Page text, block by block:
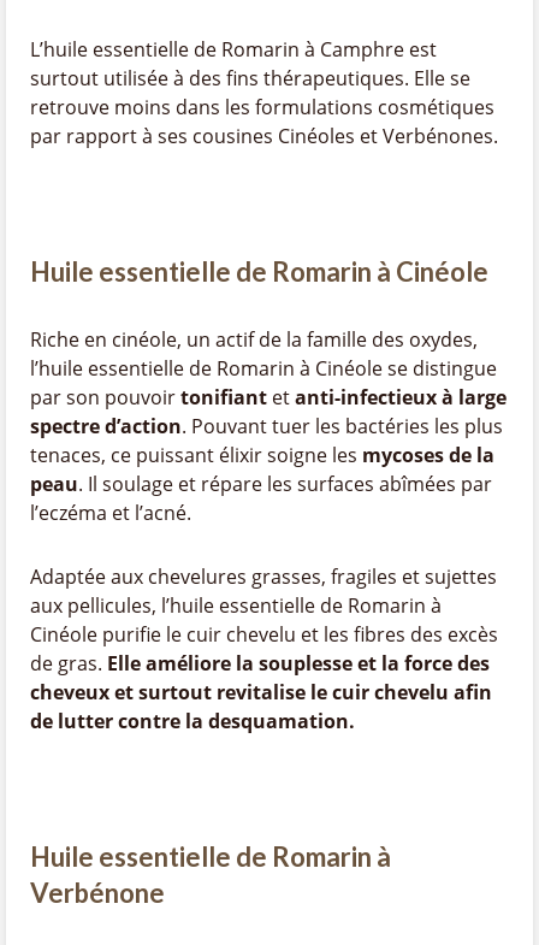
L’huile essentielle de Romarin à Camphre est
surtout utilisée à des fins thérapeutiques. Elle se
retrouve moins dans les formulations cosmétiques
par rapport à ses cousines Cinéoles et Verbénones.
Huile essentielle de Romarin à Cinéole
Riche en cinéole, un actif de la famille des oxydes,
l’huile essentielle de Romarin à Cinéole se distingue
par son pouvoirtonifiant etanti-infectieuxà large
spectre d’action. Pouvant tuer les bactéries les plus
tenaces, ce puissant élixir soigne les mycoses de la
peau. Il soulage et répare les surfaces abîmées par
l’eczéma et l’acné.
Adaptée aux chevelures grasses, fragiles et sujettes
aux pellicules, l’huile essentielle de Romarin à
Cinéole purifie le cuir chevelu et les fibres des excès
de gras. Elle améliore la souplesse et la force des
cheveux et surtout revitalise le cuir chevelu afin
de lutter contre la desquamation.
Huile essentielle de Romarin à
Verbénone